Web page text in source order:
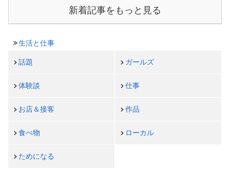
新着記事をもっと見る
生活と仕事
話題 ガールズ
体験談 仕事
お店＆接客 作品
食べ物 ローカル
ためになる